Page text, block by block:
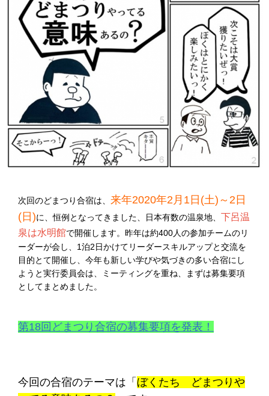
次回のどまつり合宿は、 来年2020年2月1日(土)～2日
(日)に、恒例となってきました、日本有数の温泉地、 下呂温
泉は水明館で開催します。昨年は約400人の参加チームのリ
ーダーが会し、1泊2日かけてリーダースキルアップと交流を
目的とて開催し、今年も新しい学びや気づきの多い合宿にし
ようと実行委員会は、ミーティングを重ね、まずは募集要項
としてまとめました。
第18回どまつり合宿の募集要項を発表！
今回の合宿のテーマは「 ぼくたち どまつりや